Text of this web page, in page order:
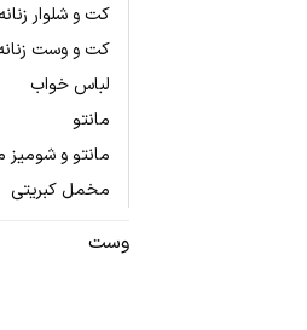
کت و شلوار زنانه
کت و وست
لباس خواب
مانتو
مانتو و شومیز
مخمل کبریتی
وست